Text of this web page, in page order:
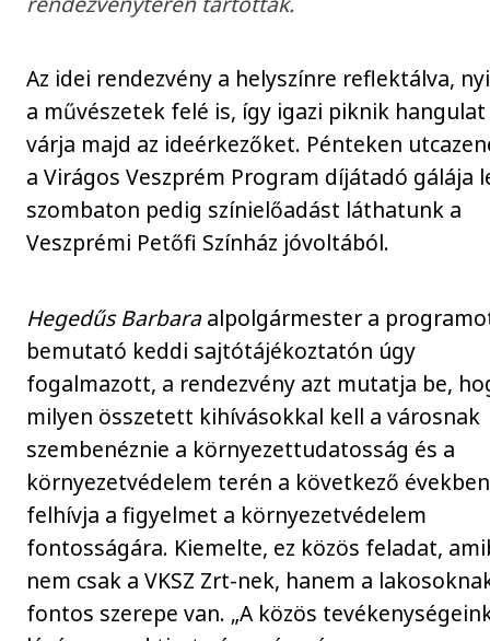
Az idei rendezvény a helyszínre reflektálva,
a művészetek felé is, így igazi piknik hangulat
várja majd az ideérkezőket. Pénteken
a Virágos Veszprém Program díjátadó gálája
szombaton pedig színielőadást láthatunk a
Veszprémi Petőfi Színház jóvoltából.
Hegedűs Barbaraalpolgármester a
bemutató keddi sajtótájékoztatón úgy
fogalmazott, a rendezvény azt mutatja be,
milyen összetett kihívásokkal kell a városnak
szembenéznie a környezettudatosság és a
környezetvédelem terén a következő
felhívja a figyelmet a környezetvédelem
fontosságára. Kiemelte, ez közös feladat,
nem csak a VKSZ Zrt-nek, hanem a
fontos szerepe van. „A közös